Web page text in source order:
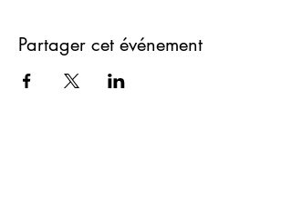
Partager cet événement